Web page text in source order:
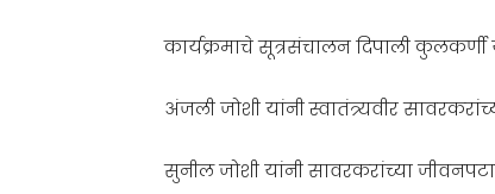
कार्यक्रमाचे सूत्रसंचालन दिपाली
अंजली जोशी यांनी स्वातंत्र्यवीर
सुनील जोशी यांनी सावरकरांच्या